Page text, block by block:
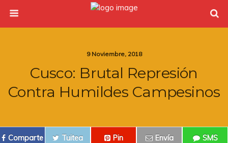
9 Noviembre, 2018
Cusco: Brutal Represión
Contra Humildes Campesinos
Comparte Tuitea Pin Envía SMS